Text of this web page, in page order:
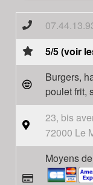
5/5 (voir
Burgers,
poulet frit,
23, bis
72000 Le
Moyens